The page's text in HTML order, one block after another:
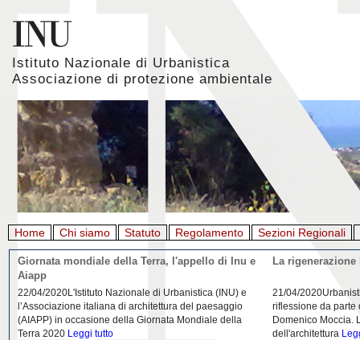
Istituto Nazionale di Urbanistica
Associazione di protezione ambientale
Home Chi siamo Statuto Regolamento Sezioni Regionali
Giornata mondiale della Terra, l'appello di Inu e
Aiapp
22/04/2020L'Istituto Nazionale di Urbanistica (INU) e
l’Associazione italiana di architettura del paesaggio
(AIAPP) in occasione della Giornata Mondiale della
Terra 2020 Leggi tutto
La
21/04/
riflessione da parte
Domenico Moccia.
dell'architettura